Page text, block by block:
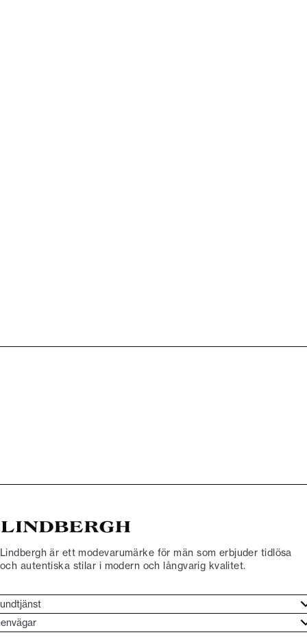
Lindbergh är ett modevarumärke för män som erbjuder tidlösa
och autentiska stilar i modern och långvarig kvalitet.